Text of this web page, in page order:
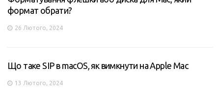
формат обрати?
26 Лютого, 2024
Що таке SIP в macOS, як вимкнути на Apple Mac
13 Лютого, 2024